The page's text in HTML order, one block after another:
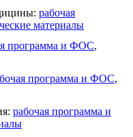
рабочая
материалы
программа и ФОС,
программа и ФОС,
рабочая программа и